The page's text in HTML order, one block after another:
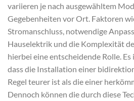
variieren je nach ausgewähltem
Gegebenheiten vor Ort. Faktoren
Stromanschluss, notwendige
Hauselektrik und die Komplexität
hierbei eine entscheidende Rolle.
dass die Installation einer
Regel teurer ist als die einer
Dennoch können die durch diese